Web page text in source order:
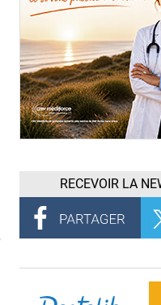
RECEVOIR LA